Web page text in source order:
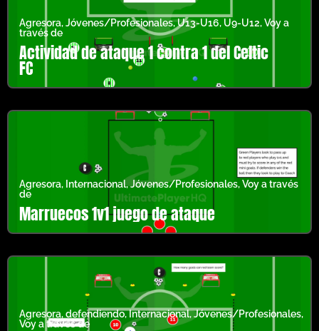
Agresora,Jóvenes/Profesionales,U13-U16, U9-U12,Voy a
través de
Actividad de ataque 1 contra 1 del Celtic
FC
Agresora, Internacional,Jóvenes/Profesionales,Voy a través
de
Marruecos 1v1 juego de ataque
Agresora,defendiendo,Internacional,Jóvenes/Profesionales,
Voy a través de